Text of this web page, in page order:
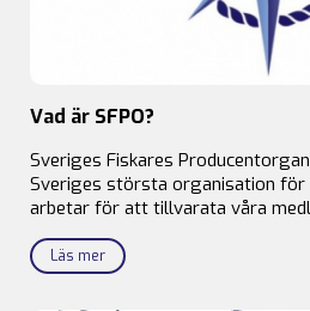
Vad är SFPO?
Sveriges Fiskares
Sveriges största organisation för
arbetar för att tillvarata våra
Läs mer